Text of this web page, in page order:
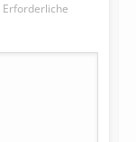
Erforderliche